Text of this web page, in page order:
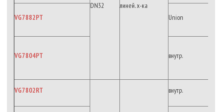
DN32 линей. х-ка
VG7882PT Union
VG7804PT внутр.
VG7802RT внутр.